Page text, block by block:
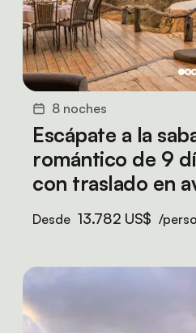
8 noches
Escápate a la
romántico de 9
con traslado en
Desde 13.782 US$ /